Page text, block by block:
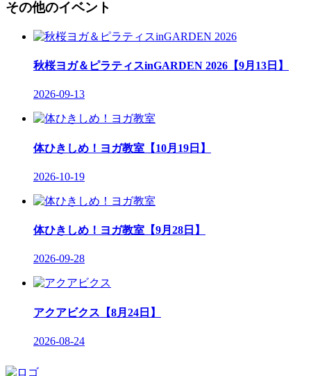
その他のイベント
秋桜ヨガ＆ピラティスinGARDEN 2026【9月13日】
2026-09-13
体ひきしめ！ヨガ教室【10月19日】
2026-10-19
体ひきしめ！ヨガ教室【9月28日】
2026-09-28
アクアビクス【8月24日】
2026-08-24